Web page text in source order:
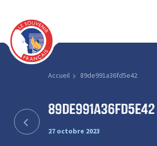
Accueil 89de991a36fd5e42
89de991a36fd5e42
27 octobre 2023